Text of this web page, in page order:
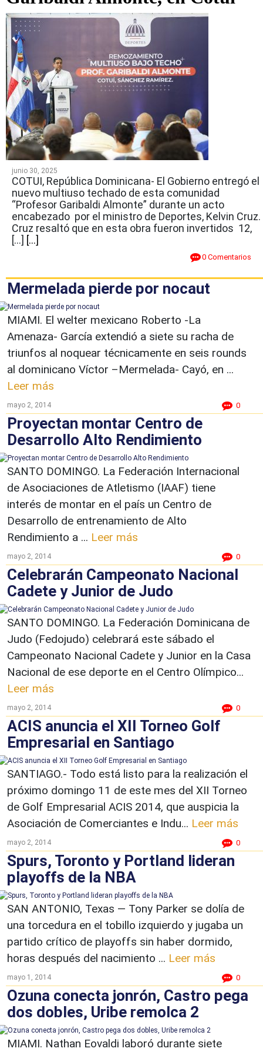
junio 30, 2025
COTUI, República Dominicana- El Gobierno entregó el
nuevo multiuso techado de esta comunidad
“Profesor Garibaldi Almonte” durante un acto
encabezado por el ministro de Deportes, Kelvin Cruz.
Cruz resaltó que en esta obra fueron invertidos 12,
[…] [...]
0 Comentarios
Mermelada pierde por nocaut
MIAMI. El welter mexicano Roberto -La
Amenaza- García extendió a siete su racha de
triunfos al noquear técnicamente en seis rounds
al dominicano Víctor –Mermelada- Cayó, en ...
Leer más
mayo 2, 2014 0
Proyectan montar Centro de
Desarrollo Alto Rendimiento
SANTO DOMINGO. La Federación Internacional
de Asociaciones de Atletismo (IAAF) tiene
interés de montar en el país un Centro de
Desarrollo de entrenamiento de Alto
Rendimiento a ... Leer más
mayo 2, 2014 0
Celebrarán Campeonato Nacional
Cadete y Junior de Judo
SANTO DOMINGO. La Federación Dominicana de
Judo (Fedojudo) celebrará este sábado el
Campeonato Nacional Cadete y Junior en la Casa
Nacional de ese deporte en el Centro Olímpico...
Leer más
mayo 2, 2014 0
ACIS anuncia el XII Torneo Golf
Empresarial en Santiago
SANTIAGO.- Todo está listo para la realización el
próximo domingo 11 de este mes del XII Torneo
de Golf Empresarial ACIS 2014, que auspicia la
Asociación de Comerciantes e Indu... Leer más
mayo 2, 2014 0
Spurs, Toronto y Portland lideran
playoffs de la NBA
SAN ANTONIO, Texas — Tony Parker se dolía de
una torcedura en el tobillo izquierdo y jugaba un
partido crítico de playoffs sin haber dormido,
horas después del nacimiento ... Leer más
mayo 1, 2014 0
Ozuna conecta jonrón, Castro pega
dos dobles, Uribe remolca 2
MIAMI. Nathan Eovaldi laboró durante siete